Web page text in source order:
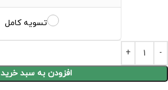
تسویه کامل
افزودن به سبد خرید